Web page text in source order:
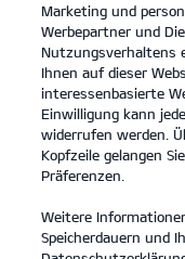
Marketing und
Werbepartner und
Nutzungsverhaltens
Ihnen auf dieser
interessenbasierte
Einwilligung kann
widerrufen werden.
Kopfzeile gelangen
Präferenzen.
Weitere
Speicherdauern und